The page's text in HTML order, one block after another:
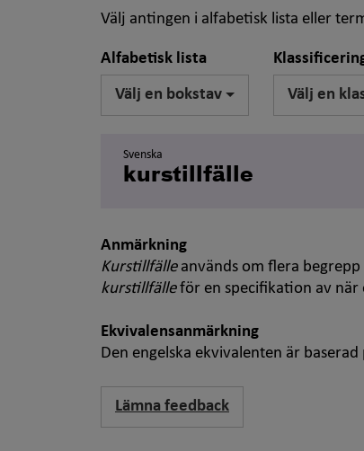
Välj antingen i alfabetisk lista eller
Alfabetisk lista
Välj en bokstav Välj en
Svenska
kurstillfälle
Anmärkning
Kurstillfälleanvänds om flera
kurstillfälleför en specifikation av när
Ekvivalensanmärkning
Den engelska ekvivalenten är
Lämna feedback